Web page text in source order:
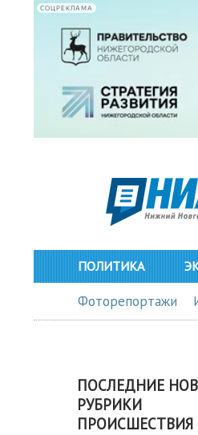
СОЦРЕКЛАМА
ПОЛИТИКА
Фоторепортажи
ПОСЛЕДНИЕ
РУБРИКИ
ПРОИСШЕСТВИЯ